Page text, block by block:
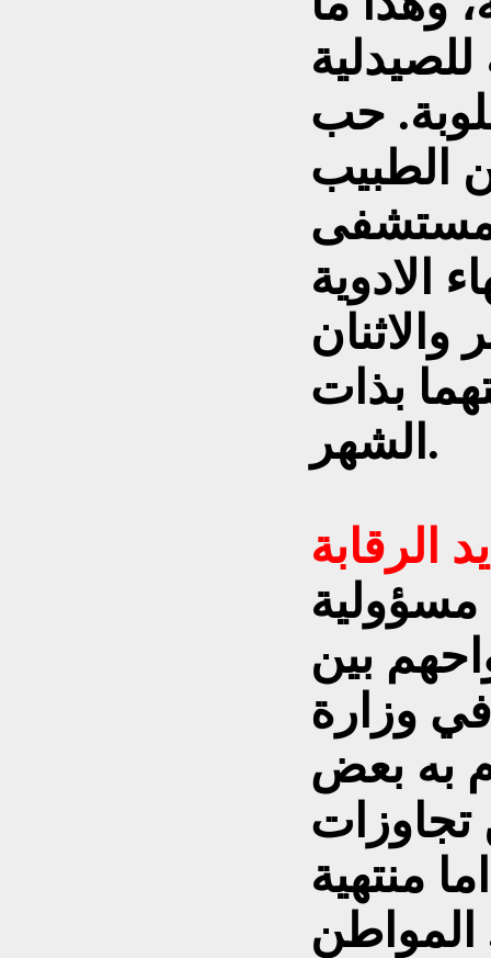
حب
الطبيب
الادوية
بذات
الشهر.
الرقابة
بين
وزارة
به بعض
منتهية
المواطن